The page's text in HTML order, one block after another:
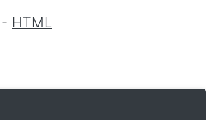
- HTML